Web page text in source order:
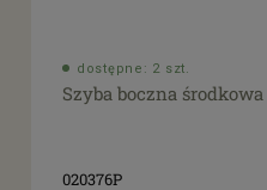
dostępne: 2 szt.
Szyba boczna
020376P